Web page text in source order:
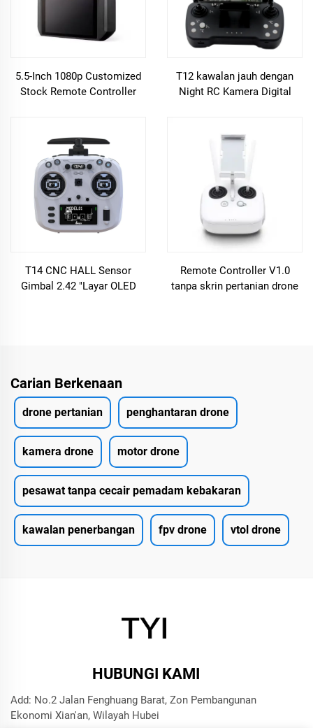
5.5-Inch 1080p Customized
Stock Remote Controller
Drones Accessories
T12 kawalan jauh dengan
Night RC Kamera Digital
T14 CNC HALL Sensor
Gimbal 2.42 "Layar OLED
Remote Controller V1.0
tanpa skrin pertanian drone
Carian Berkenaan
drone pertanian penghantaran drone
kamera drone motor drone
pesawat tanpa cecair pemadam kebakaran
kawalan penerbangan fpv drone vtol drone
HUBUNGI KAMI
Add: No.2 Jalan Fenghuang Barat, Zon Pembangunan
Ekonomi Xian'an, Wilayah Hubei